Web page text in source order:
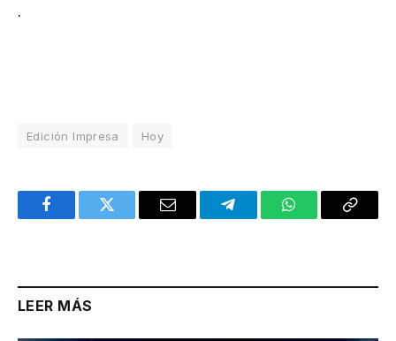
.
Edición Impresa Hoy
FacebookTwitter Email TelegramWhatsAppCopy
LEER MÁS